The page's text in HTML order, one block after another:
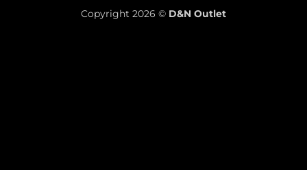
Copyright 2026 © D&N Outlet